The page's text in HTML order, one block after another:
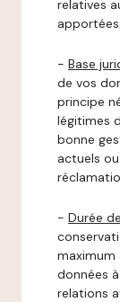
relatives
apportées.
- Base
de vos
principe
légitimes
bonne
actuels
- Durée
données
relations